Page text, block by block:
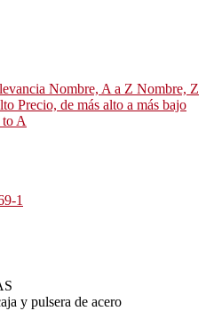
Nombre, A a Z Nombre, Z
Precio, de más alto a más bajo
A
y pulsera de acero